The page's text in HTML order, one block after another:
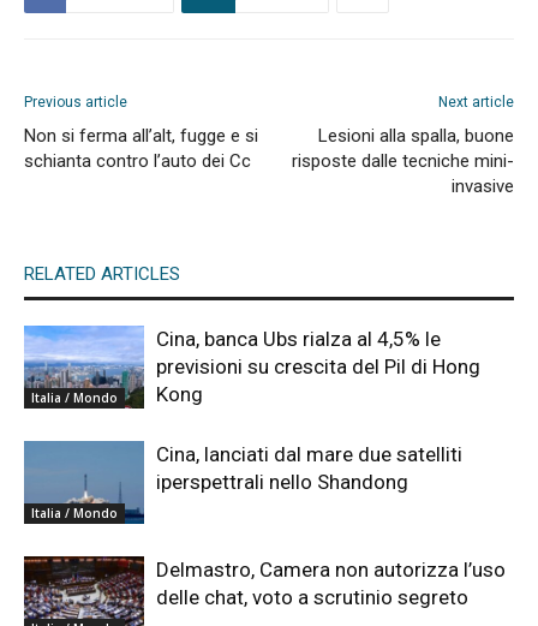
Previous article
Non si ferma all’alt, fugge e si
schianta contro l’auto dei Cc
Next article
Lesioni alla spalla, buone
risposte dalle tecniche mini-
invasive
RELATED ARTICLES
Italia / Mondo
Cina, banca Ubs rialza al 4,5% le
previsioni su crescita del Pil di Hong
Kong
Italia / Mondo
Cina, lanciati dal mare due satelliti
iperspettrali nello Shandong
Delmastro, Camera non autorizza l’uso
delle chat, voto a scrutinio segreto